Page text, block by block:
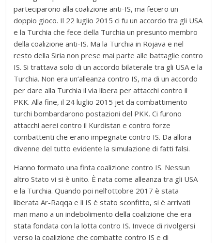
parteciparono alla coalizione anti-IS, ma fecero un
doppio gioco. Il 22 luglio 2015 ci fu un accordo tra gli USA
e la Turchia che fece della Turchia un presunto membro
della coalizione anti-IS. Ma la Turchia in Rojava e nel
resto della Siria non prese mai parte alle battaglie contro
IS. Si trattava solo di un accordo bilaterale tra gli USA e la
Turchia. Non era un‘alleanza contro IS, ma di un accordo
per dare alla Turchia il via libera per attacchi contro il
PKK. Alla fine, il 24 luglio 2015 jet da combattimento
turchi bombardarono postazioni del PKK. Ci furono
attacchi aerei contro il Kurdistan e contro forze
combattenti che erano impegnate contro IS. Da allora
divenne del tutto evidente la simulazione di fatti falsi.
Hanno formato una finta coalizione contro IS. Nessun
altro Stato vi si è unito. È nata come alleanza tra gli USA
e la Turchia. Quando poi nell‘ottobre 2017 è stata
liberata Ar-Raqqa e lì IS è stato sconfitto, si è arrivati
man mano a un indebolimento della coalizione che era
stata fondata con la lotta contro IS. Invece di rivolgersi
verso la coalizione che combatte contro IS e di